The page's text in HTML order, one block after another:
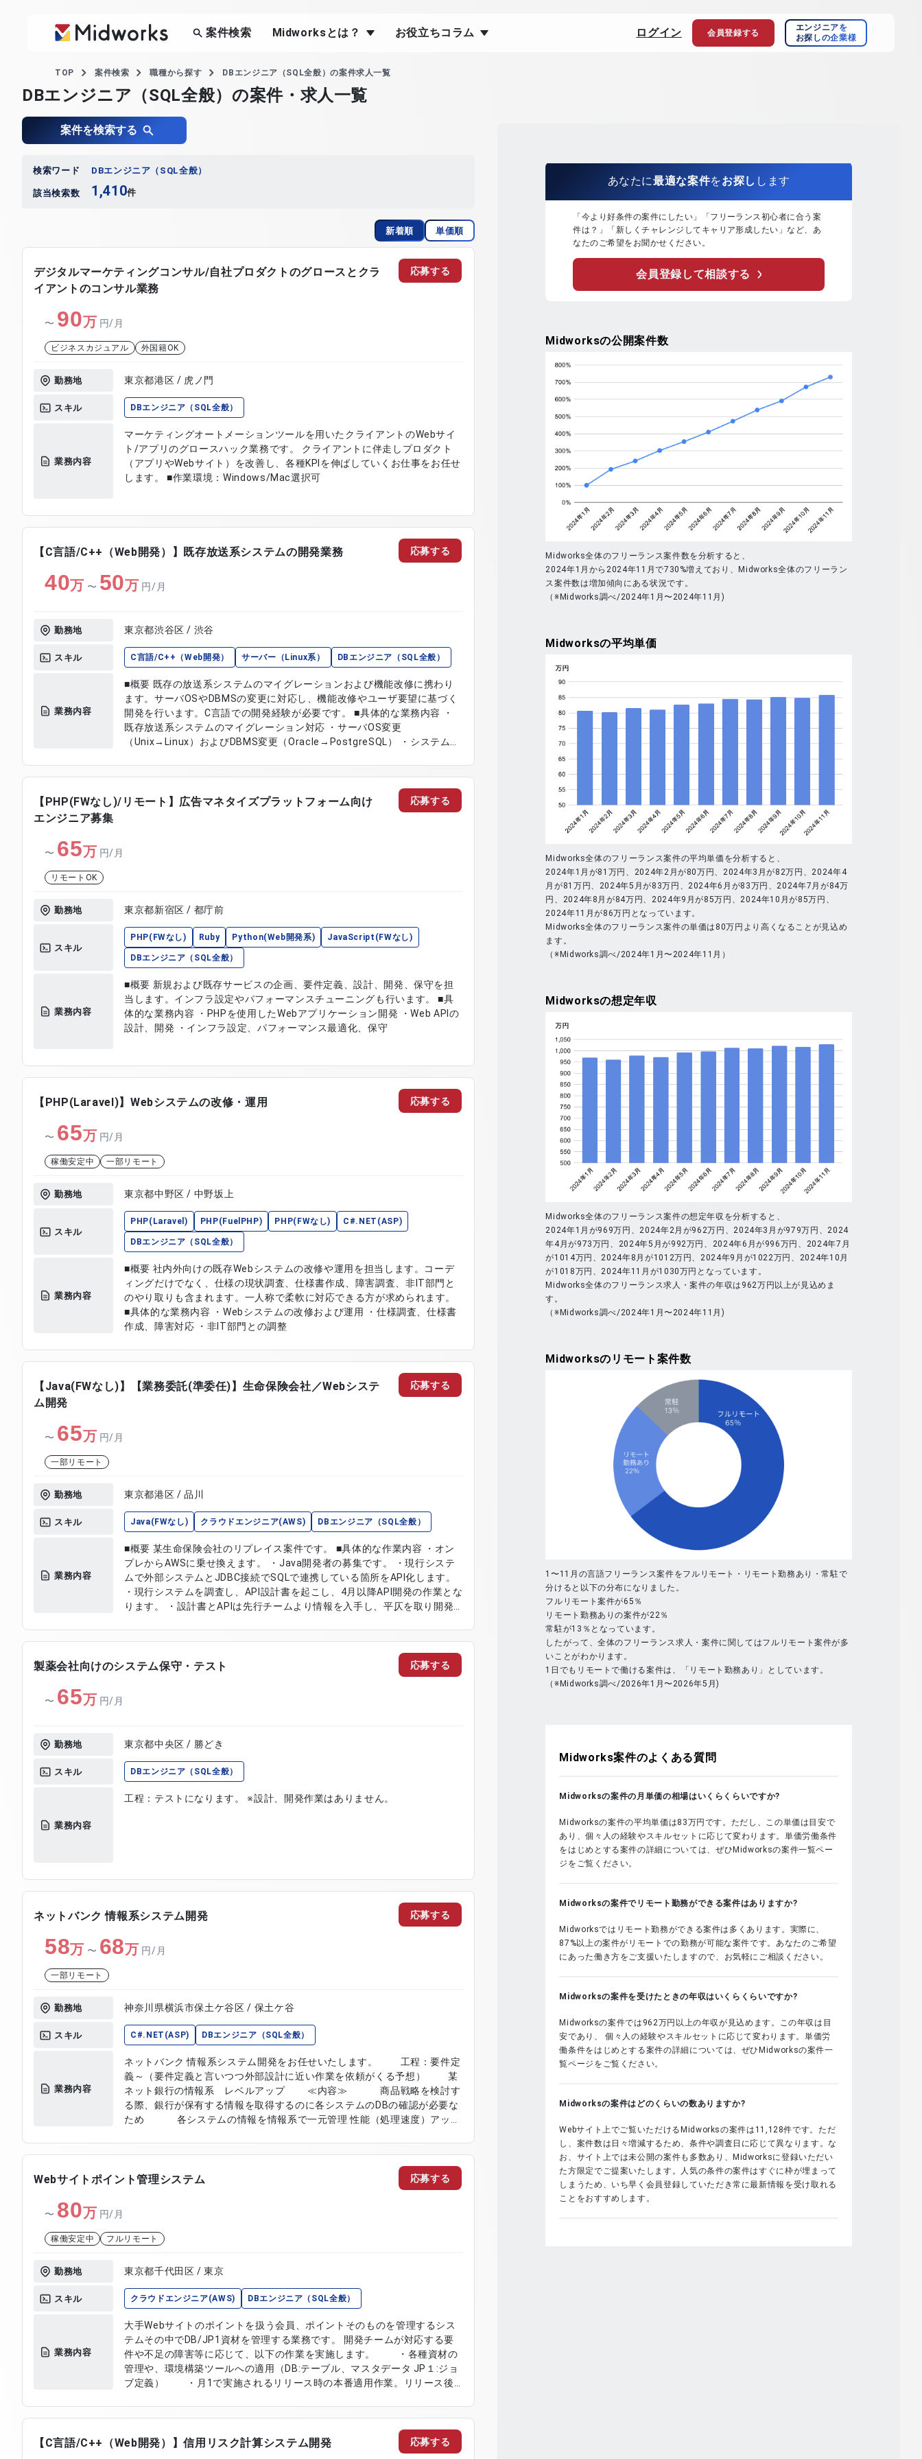
案件検索 Midworksとは？ お役立ちコラム ログイン 会員登録する
エンジニアを
お探しの企業様
TOP 案件検索 職種から探す DBエンジニア（SQL全般）の案件求人一覧
DBエンジニア（SQL全般）の案件・求人一覧
案件を検索する
検索ワード DBエンジニア（SQL全般）
該当検索数 1,410件
新着順 単価順
デジタルマーケティングコンサル/自社プロダクトのグロースとクラ
イアントのコンサル業務
〜 90万 円/月
ビジネスカジュアル 外国籍OK
勤務地 東京都港区 / 虎ノ門
スキル DBエンジニア（SQL全般）
業務内容
マーケティングオートメーションツールを用いたクライアントのWebサイ
ト/アプリのグロースハック業務です。 クライアントに伴走しプロダクト
（アプリやWebサイト）を改善し、各種KPIを伸ばしていくお仕事をお任せ
します。 ■作業環境：Windows/Mac選択可
応募する
【C言語/C++（Web開発）】既存放送系システムの開発業務
40万 〜 50万 円/月
勤務地 東京都渋谷区 / 渋谷
スキル C言語/C++（Web開発） サーバー（Linux系） DBエンジニア（SQL全般）
業務内容
■概要 既存の放送系システムのマイグレーションおよび機能改修に携わり
ます。サーバOSやDBMSの変更に対応し、機能改修やユーザ要望に基づく
開発を行います。C言語での開発経験が必要です。 ■具体的な業務内容 ・
既存放送系システムのマイグレーション対応 ・サーバOS変更
（Unix→Linux）およびDBMS変更（Oracle→PostgreSQL） ・システムの
応募する
【PHP(FWなし)/リモート】広告マネタイズプラットフォーム向け
エンジニア募集
〜 65万 円/月
リモートOK
勤務地 東京都新宿区 / 都庁前
スキル
PHP(FWなし) Ruby Python(Web開発系) JavaScript(FWなし)
DBエンジニア（SQL全般）
業務内容
■概要 新規および既存サービスの企画、要件定義、設計、開発、保守を担
当します。インフラ設定やパフォーマンスチューニングも行います。 ■具
体的な業務内容 ・PHPを使用したWebアプリケーション開発 ・Web APIの
設計、開発 ・インフラ設定、パフォーマンス最適化、保守
応募する
【PHP(Laravel)】Webシステムの改修・運用
〜 65万 円/月
稼働安定中 一部リモート
勤務地 東京都中野区 / 中野坂上
スキル
PHP(Laravel) PHP(FuelPHP) PHP(FWなし) C#.NET(ASP)
DBエンジニア（SQL全般）
業務内容
■概要 社内外向けの既存Webシステムの改修や運用を担当します。コーデ
ィングだけでなく、仕様の現状調査、仕様書作成、障害調査、非IT部門と
のやり取りも含まれます。一人称で柔軟に対応できる方が求められます。
■具体的な業務内容 ・Webシステムの改修および運用 ・仕様調査、仕様書
作成、障害対応 ・非IT部門との調整
応募する
【Java(FWなし)】【業務委託(準委任)】生命保険会社／Webシステ
ム開発
〜 65万 円/月
一部リモート
勤務地 東京都港区 / 品川
スキル Java(FWなし) クラウドエンジニア(AWS) DBエンジニア（SQL全般）
業務内容
■概要 某生命保険会社のリプレイス案件です。 ■具体的な作業内容 ・オン
プレからAWSに乗せ換えます。 ・Java開発者の募集です。 ・現行システ
ムで外部システムとJDBC接続でSQLで連携している箇所をAPI化します。
・現行システムを調査し、API設計書を起こし、4月以降API開発の作業とな
ります。 ・設計書とAPIは先行チームより情報を入手し、平仄を取り開発
応募する
製薬会社向けのシステム保守・テスト
〜 65万 円/月
勤務地 東京都中央区 / 勝どき
スキル DBエンジニア（SQL全般）
業務内容
工程：テストになります。 ※設計、開発作業はありません。
応募する
ネットバンク 情報系システム開発
58万 〜 68万 円/月
一部リモート
勤務地 神奈川県横浜市保土ケ谷区 / 保土ケ谷
スキル C#.NET(ASP) DBエンジニア（SQL全般）
業務内容
ネットバンク 情報系システム開発をお任せいたします。 工程：要件定
義～（要件定義と言いつつ外部設計に近い作業を依頼がくる予想） 某
ネット銀行の情報系 レベルアップ ≪内容≫ 商品戦略を検討す
る際、銀行が保有する情報を取得するのに各システムのDBの確認が必要な
ため 各システムの情報を情報系で一元管理 性能（処理速度）アップ
応募する
Webサイトポイント管理システム
〜 80万 円/月
稼働安定中 フルリモート
勤務地 東京都千代田区 / 東京
スキル クラウドエンジニア(AWS) DBエンジニア（SQL全般）
業務内容
大手Webサイトのポイントを扱う会員、ポイントそのものを管理するシス
テムその中でDB/JP1資材を管理する業務です。 開発チームが対応する要
件や不足の障害等に応じて、以下の作業を実施します。 ・各種資材の
管理や、環境構築ツールへの適用（DB:テーブル、マスタデータ JP１:ジョ
ブ定義） ・月1で実施されるリリース時の本番適用作業。リリース後
応募する
【C言語/C++（Web開発）】信用リスク計算システム開発 応募する
あなたに最適な案件をお探し します
「今より好条件の案件にしたい」「フリーランス初心者に合う案
件は？」「新しくチャレンジしてキャリア形成したい」など、あ
なたのご希望をお聞かせください。
会員登録して相談する
Midworksの公開案件数
Midworks全体のフリーランス案件数を分析すると、
2024年1月から2024年11月で730%増えており、Midworks全体のフリーラン
ス案件数は増加傾向にある状況です。
（※Midworks調べ/2024年1月〜2024年11月)
Midworksの平均単価
Midworks全体のフリーランス案件の平均単価を分析すると、
2024年1月が81万円、2024年2月が80万円、2024年3月が82万円、2024年4
月が81万円、2024年5月が83万円、2024年6月が83万円、2024年7月が84万
円、2024年8月が84万円、2024年9月が85万円、2024年10月が85万円、
2024年11月が86万円となっています。
Midworks全体のフリーランス案件の単価は80万円より高くなることが見込め
ます。
（※Midworks調べ/2024年1月〜2024年11月）
Midworksの想定年収
Midworks全体のフリーランス案件の想定年収を分析すると、
2024年1月が969万円、2024年2月が962万円、2024年3月が979万円、2024
年4月が973万円、2024年5月が992万円、2024年6月が996万円、2024年7月
が1014万円、2024年8月が1012万円、2024年9月が1022万円、2024年10月
が1018万円、2024年11月が1030万円となっています。
Midworks全体のフリーランス求人・案件の年収は962万円以上が見込めま
す。
（※Midworks調べ/2024年1月〜2024年11月)
Midworksのリモート案件数
1〜11月の言語フリーランス案件をフルリモート・リモート勤務あり・常駐で
分けると以下の分布になりました。
フルリモート案件が65％
リモート勤務ありの案件が22％
常駐が13％となっています。
したがって、全体のフリーランス求人・案件に関してはフルリモート案件が多
いことがわかります。
1日でもリモートで働ける案件は、「リモート勤務あり」としています。
（※Midworks調べ/2026年1月〜2026年5月)
Midworks案件のよくある質問
Midworksの案件の月単価の相場はいくらくらいですか?
Midworksの案件の平均単価は83万円です。ただし、この単価は目安で
あり、個々人の経験やスキルセットに応じて変わります。単価労働条件
をはじめとする案件の詳細については、ぜひMidworksの案件一覧ペー
ジをご覧ください。
Midworksの案件でリモート勤務ができる案件はありますか?
Midworksではリモート勤務ができる案件は多くあります。実際に、
87%以上の案件がリモートでの勤務が可能な案件です。あなたのご希望
にあった働き方をご支援いたしますので、お気軽にご相談ください。
Midworksの案件を受けたときの年収はいくらくらいですか?
Midworksの案件では962万円以上の年収が見込めます。この年収は目
安であり、 個々人の経験やスキルセットに応じて変わります。単価労
働条件をはじめとする案件の詳細については、ぜひMidworksの案件一
覧ページをご覧ください。
Midworksの案件はどのくらいの数ありますか?
Webサイト上でご覧いただけるMidworksの案件は11,128件です。ただ
し、案件数は日々増減するため、条件や調査日に応じて異なります。な
お、サイト上では未公開の案件も多数あり、Midworksに登録いただい
た方限定でご提案いたします。人気の条件の案件はすぐに枠が埋まって
しまうため、いち早く会員登録していただき常に最新情報を受け取れる
ことをおすすめします。